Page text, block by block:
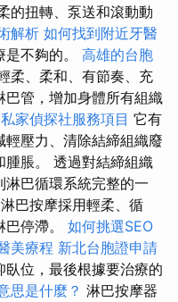
的扭轉、泵送和滾動動
解析 如何找到附近牙醫
不夠的。 高雄的台胞
柔、柔和、有節奏、充
管，增加身體所有組織
私家偵探社服務項目 它有
壓力、清除結締組織廢
腫脹。 透過對結締組織
巴循環系統完整的一
淋巴按摩採用輕柔、循
停滯。 如何挑選SEO
美療程 新北台胞證申請
位，最後根據要治療的
思是什麼？ 淋巴按摩器